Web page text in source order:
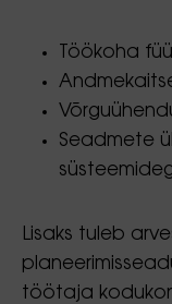
Töökoha
Seadmete
Lisaks tuleb
töötaja